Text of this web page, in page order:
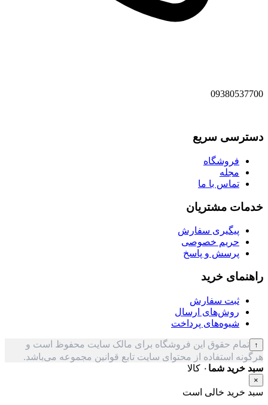
09380537700
دسترسی سریع
فروشگاه
مجله
تماس با ما
خدمات مشتریان
پیگیری سفارش
حریم خصوصی
پرسش و پاسخ
راهنمای خرید
ثبت سفارش
روش‌های ارسال
شیوه‌های پرداخت
↑ تمام حقوق این فروشگاه برای مالک سایت محفوظ است و
هرگونه استفاده از محتوای سایت تابع قوانین مجموعه می‌باشد.
سبد خرید شما ۰ کالا
×
سبد خرید خالی است